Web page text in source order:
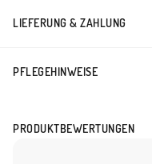
LIEFERUNG & ZAHLUNG
PFLEGEHINWEISE
PRODUKTBEWERTUNGEN